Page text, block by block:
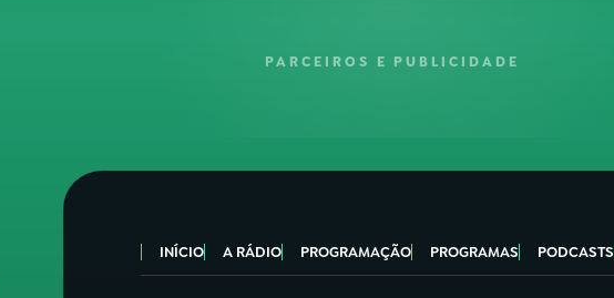
PARCEIROS E PUBLICIDADE
INÍCIO A RÁDIO PROGRAMAÇÃO PROGRAMAS PODCASTS